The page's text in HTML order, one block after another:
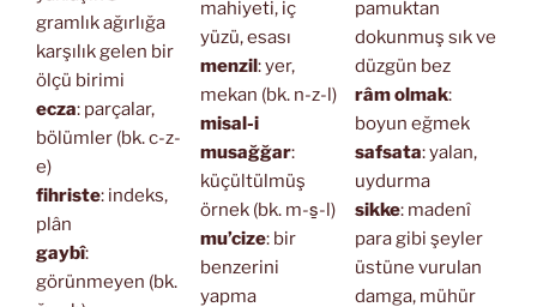
gramlık ağırlığa
karşılık gelen bir
ölçü birimi
ecza: parçalar,
bölümler (bk. c-z-
e)
fihriste: indeks,
plân
gaybî:
görünmeyen (bk.
mahiyeti, iç
yüzü, esası
menzil: yer,
mekan (bk. n-z-l)
misal-i
musağğar:
küçültülmüş
örnek (bk. m-s̱-l)
mu’cize: bir
benzerini
yapma
pamuktan
dokunmuş sık ve
düzgün bez
râm olmak:
boyun eğmek
safsata: yalan,
uydurma
sikke: madenî
para gibi şeyler
üstüne vurulan
damga, mühür